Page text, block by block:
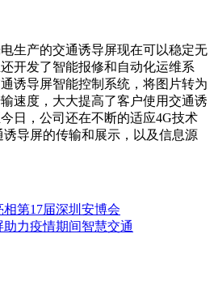
生产的交通诱导屏现在可以稳定无
开发了智能报修和自动化运维系
诱导屏智能控制系统，将图片转为
速度，大大提高了客户使用交通诱
日，公司还在不断的适应4G技术
导屏的传输和展示，以及信息源
相第17届深圳安博会
助力疫情期间智慧交通